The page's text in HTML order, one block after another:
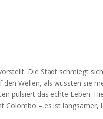
Die Stadt schmiegt
Wellen, als wüssten sie
pulsiert das echte Leben.
Colombo – es ist